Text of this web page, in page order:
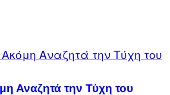
Αναζητά την Τύχη του